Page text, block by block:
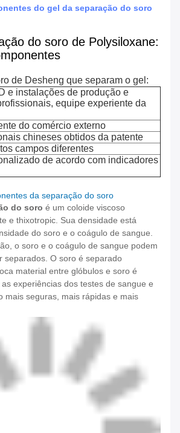
do gel da separação do soro
do soro de Polysiloxane:
de Desheng que separam o gel:
e instalações de produção e
equipe experiente da
do comércio externo
chineses obtidos da patente
campos diferentes
de acordo com indicadores
da separação do soro
do soro é um coloide viscoso
e thixotropic. Sua densidade está
do soro e o coágulo de sangue.
o soro e o coágulo de sangue podem
separados. O soro é separado
material entre glóbulos e soro é
experiências dos testes de sangue e
mais seguras, mais rápidas e mais